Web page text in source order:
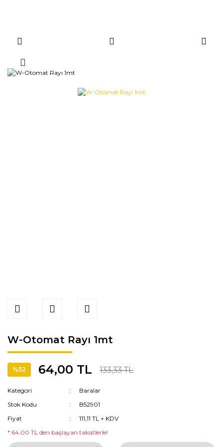
W-Otomat Rayı 1mt
%52 64,00 TL 133,33 TL
Kategori
Baralar
Stok Kodu
B52901
Fiyat
111,11 TL + KDV
* 64,00 TL den başlayan taksitlerle!